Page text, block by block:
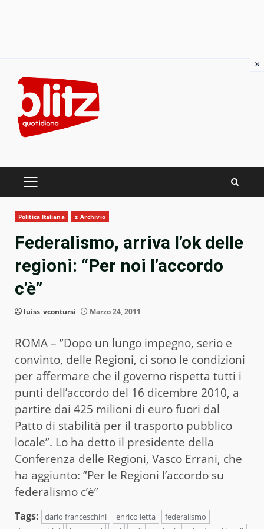
content
PRIMARY
Politica Italiana z_Archivio
Federalismo, arriva l’ok delle
regioni: “Per noi l’accordo
c’è”
luiss_vcontursi Marzo 24, 2011
ROMA – ”Dopo un lungo impegno, serio e
convinto, delle Regioni, ci sono le condizioni
per affermare che il governo rispetta tutti i
punti dell’accordo del 16 dicembre 2010, a
partire dai 425 milioni di euro fuori dal
Patto di stabilità per il trasporto pubblico
locale”. Lo ha detto il presidente della
Conferenza delle Regioni, Vasco Errani, che
ha aggiunto: ”Per le Regioni l’accordo su
federalismo c’è”
Tags: dario franceschini enrico letta
federalismo
×